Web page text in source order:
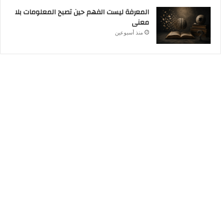
المعرفة ليست الفهم حين تصبح المعلومات بلا
معنى
منذ أسبوعين